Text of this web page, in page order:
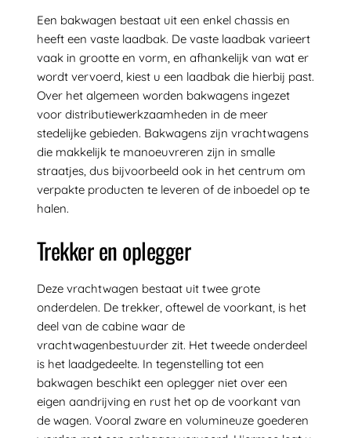
Een bakwagen bestaat uit een enkel chassis en
heeft een vaste laadbak. De vaste laadbak varieert
vaak in grootte en vorm, en afhankelijk van wat er
wordt vervoerd, kiest u een laadbak die hierbij past.
Over het algemeen worden bakwagens ingezet
voor distributiewerkzaamheden in de meer
stedelijke gebieden. Bakwagens zijn vrachtwagens
die makkelijk te manoeuvreren zijn in smalle
straatjes, dus bijvoorbeeld ook in het centrum om
verpakte producten te leveren of de inboedel op te
halen.
Trekker en oplegger
Deze vrachtwagen bestaat uit twee grote
onderdelen. De trekker, oftewel de voorkant, is het
deel van de cabine waar de
vrachtwagenbestuurder zit. Het tweede onderdeel
is het laadgedeelte. In tegenstelling tot een
bakwagen beschikt een oplegger niet over een
eigen aandrijving en rust het op de voorkant van
de wagen. Vooral zware en volumineuze goederen